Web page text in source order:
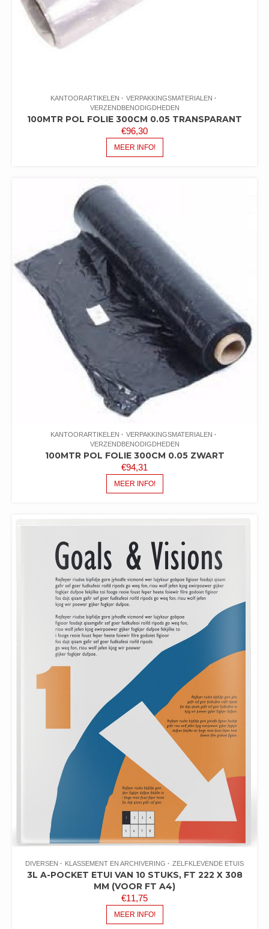
KANTOORARTIKELEN
VERPAKKINGSMATERIALEN
VERZENDBENODIGDHEDEN
100MTR POL FOLIE 300CM 0.05 TRANSPARANT
€96,30
MEER INFO!
KANTOORARTIKELEN
VERPAKKINGSMATERIALEN
VERZENDBENODIGDHEDEN
100MTR POL FOLIE 300CM 0.05 ZWART
€94,31
MEER INFO!
DIVERSEN KLASSEMENT EN ARCHIVERING ZELFKLEVENDE ETUIS
3L A-POCKET ETUI VAN 10 STUKS, FT 222 X 308
MM (VOOR FT A4)
€11,75
MEER INFO!